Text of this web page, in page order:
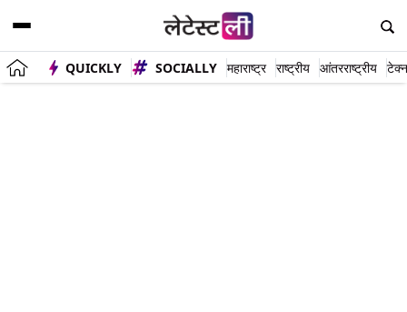
QUICKLY SOCIALLY महाराष्ट्र राष्ट्रीय आंतरराष्ट्रीय